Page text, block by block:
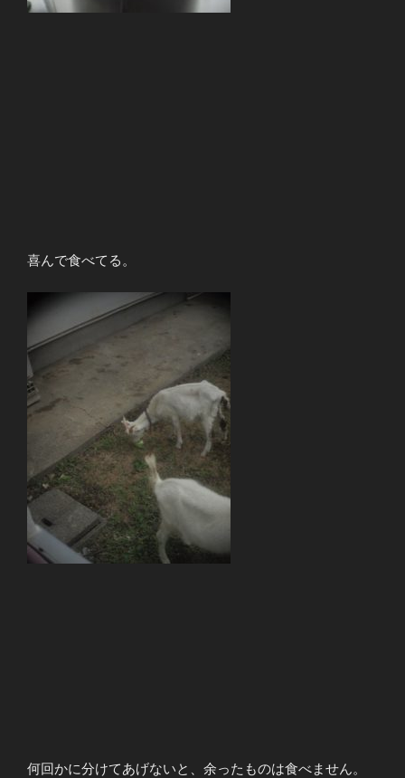
喜んで食べてる。
何回かに分けてあげないと、余ったものは食べません。